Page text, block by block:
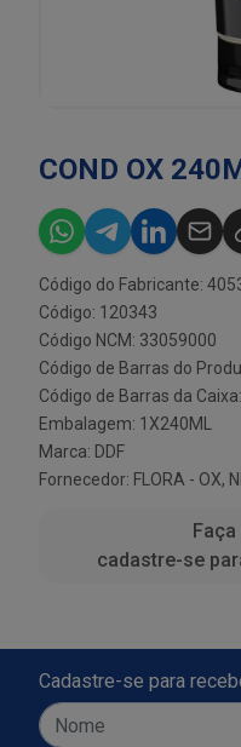
COND OX
Código do Fabricante:
Código: 120343
Código NCM: 33059000
Código de Barras do
Código de Barras da
Embalagem: 1X240ML
Marca: DDF
Fornecedor: FLORA - OX,
cadastre-se
Cadastre-se para